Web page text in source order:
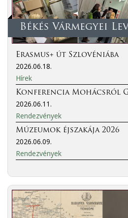
Békés Vármegyei
Erasmus+ út Szlovéniába
2026.06.18.
Hírek
Konferencia Mohácsról
2026.06.11.
Rendezvények
Múzeumok éjszakája 2026
2026.06.09.
Rendezvények